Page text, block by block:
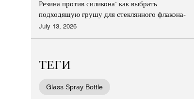
Резина против силикона: как выбрать
подходящую грушу для стеклянного флакона-
пипетки
July 13, 2026
ТЕГИ
Glass Spray Bottle